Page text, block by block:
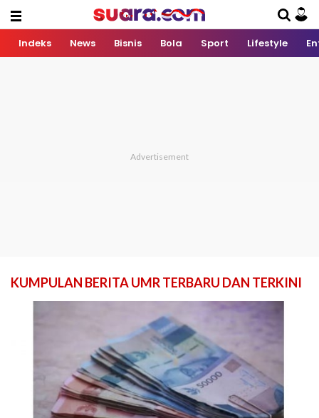
Indeks News Bisnis Bola Sport Lifestyle
KUMPULAN BERITA UMR TERBARU DAN TERKINI